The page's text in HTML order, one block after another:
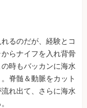
るのだが、経験とコ
らナイフを入れ背骨
時もバッカンに海水
脊髄＆動脈をカット
れ出て、さらに海水